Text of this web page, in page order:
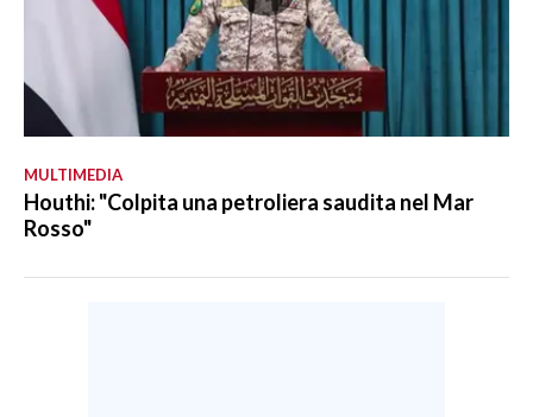
MULTIMEDIA
Houthi: "Colpita una petroliera saudita nel Mar
Rosso"